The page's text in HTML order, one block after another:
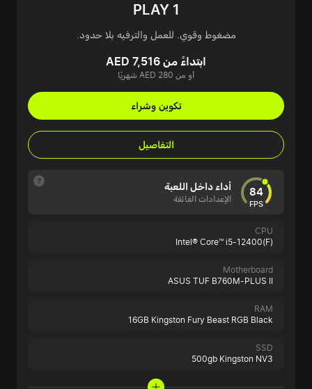
PLAY 1
مضغوط وقوي. للعمل والترفيه بلا حدود.
ابتداءً من AED 7,516
أو من AED 280 شهريًا
تكوين وشراء
التفاصيل
84
FPS
أداء داخل اللعبة
الإعدادات الفائقة
CPU
Intel® Core™ i5-12400(F)
Motherboard
ASUS TUF B760M-PLUS II
RAM
16GB Kingston Fury Beast RGB Black
SSD
500gb Kingston NV3